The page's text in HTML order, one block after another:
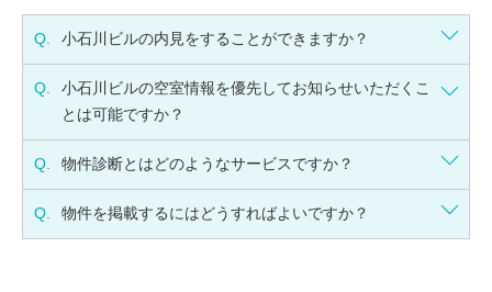
Q. 小石川ビルの内見をすることができますか？
Q.
小石川ビルの空室情報を優先してお知らせいただくこ
とは可能ですか？
Q. 物件診断とはどのようなサービスですか？
Q. 物件を掲載するにはどうすればよいですか？